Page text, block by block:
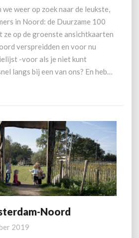
weer op zoek naar de leukste,
in Noord: de Duurzame 100
ze op de groenste ansichtkaarten
verspreidden en voor nu
-voor als je niet kunt
langs bij een van ons? En heb…
Noord
2019